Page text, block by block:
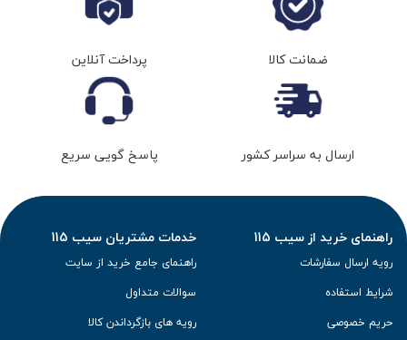
ضمانت کالا پرداخت آنلاین
ارسال به سراسر کشور پاسخ گویی سریع
راهنمای خرید از سیب 115
رویه ارسال سفارشات
شرایط استفاده
حریم خصوصی
خدمات مشتریان سیب 115
راهنمای جامع خرید از سایت
سوالات متداول
رویه های بازگرداندن کالا